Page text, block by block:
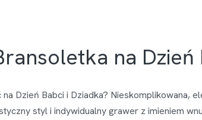
na Dzień
na Dzień Babci i Dziadka? Nieskomplikowana,
styl i indywidualny grawer z imieniem